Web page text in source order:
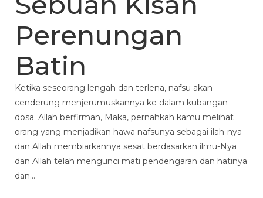
Perenungan
Batin
Ketika seseorang lengah dan terlena, nafsu akan
cenderung menjerumuskannya ke dalam kubangan
dosa. Allah berfirman, Maka, pernahkah kamu melihat
orang yang menjadikan hawa nafsunya sebagai ilah-nya
dan Allah membiarkannya sesat berdasarkan ilmu-Nya
dan Allah telah mengunci mati pendengaran dan hatinya
dan…